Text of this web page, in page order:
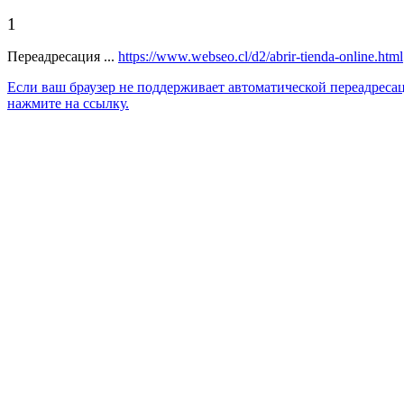
1
Переадресация ... https://www.webseo.cl/d2/abrir-tienda-online.html
Если ваш браузер не поддерживает автоматической
нажмите на ссылку.